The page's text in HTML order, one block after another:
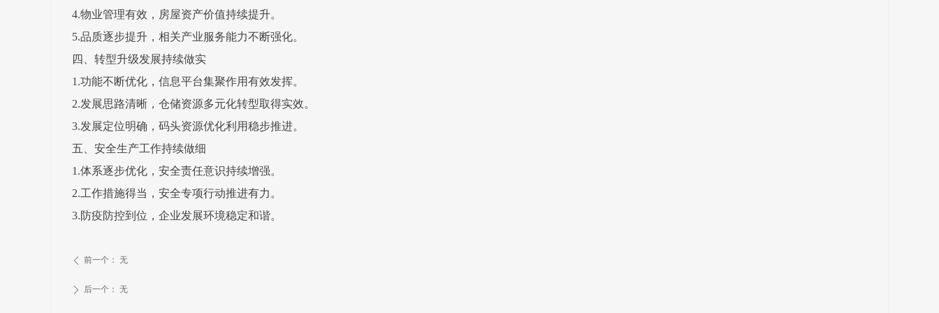
4.物业管理有效，房屋资产价值持续提升。
5.品质逐步提升，相关产业服务能力不断强化。
四、转型升级发展持续做实
1.功能不断优化，信息平台集聚作用有效发挥。
2.发展思路清晰，仓储资源多元化转型取得实效。
3.发展定位明确，码头资源优化利用稳步推进。
五、安全生产工作持续做细
1.体系逐步优化，安全责任意识持续增强。
2.工作措施得当，安全专项行动推进有力。
3.防疫防控到位，企业发展环境稳定和谐。
ꄴ 前一个： 无
ꄲ 后一个： 无